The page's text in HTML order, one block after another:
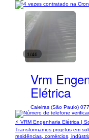
1/46
Vrm
Elétrica
Caieiras (São Paulo)
⚡ VRM Engenharia Elétrica |
Transformamos projetos em
residências, comércios,